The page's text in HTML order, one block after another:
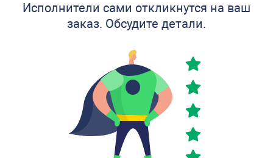
Исполнители сами откликнутся на ваш
заказ. Обсудите детали.